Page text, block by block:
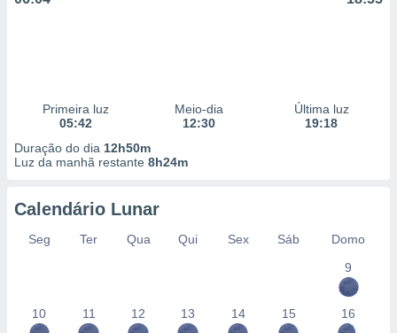
Primeira luz
05:42
Meio-dia
12:30
Última luz
19:18
Duração do dia 12h50m
Luz da manhã restante 8h24m
Calendário Lunar
Seg Ter Qua Qui Sex Sáb
Domo
9
10 11 12 13 14 15 16